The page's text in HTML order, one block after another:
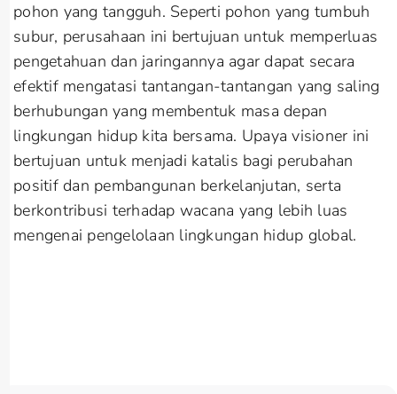
pohon yang tangguh. Seperti pohon yang tumbuh
subur, perusahaan ini bertujuan untuk memperluas
pengetahuan dan jaringannya agar dapat secara
efektif mengatasi tantangan-tantangan yang saling
berhubungan yang membentuk masa depan
lingkungan hidup kita bersama. Upaya visioner ini
bertujuan untuk menjadi katalis bagi perubahan
positif dan pembangunan berkelanjutan, serta
berkontribusi terhadap wacana yang lebih luas
mengenai pengelolaan lingkungan hidup global.